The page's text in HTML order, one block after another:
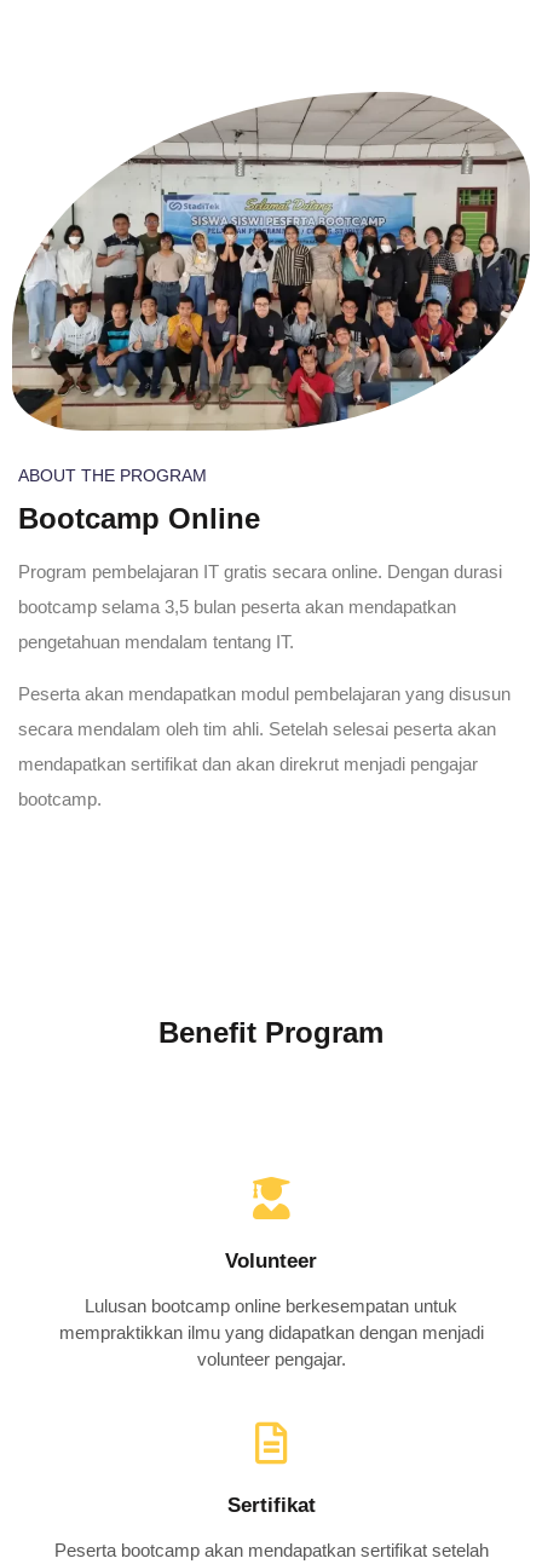
ABOUT THE PROGRAM
Bootcamp Online
Program pembelajaran IT gratis secara online. Dengan durasi
bootcamp selama 3,5 bulan peserta akan mendapatkan
pengetahuan mendalam tentang IT.
Peserta akan mendapatkan modul pembelajaran yang disusun
secara mendalam oleh tim ahli. Setelah selesai peserta akan
mendapatkan sertifikat dan akan direkrut menjadi pengajar
bootcamp.
Benefit Program
Volunteer
Lulusan bootcamp online berkesempatan untuk
mempraktikkan ilmu yang didapatkan dengan menjadi
volunteer pengajar.
Sertifikat
Peserta bootcamp akan mendapatkan sertifikat setelah